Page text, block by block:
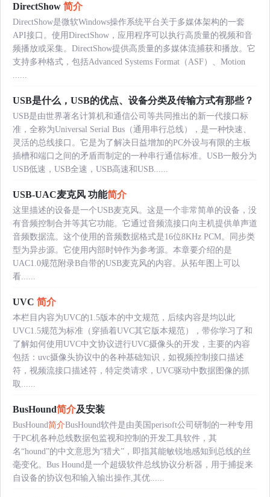
DirectShow 简介
DirectShow是微软Windows操作系统平台关于多媒体架构的一套
API接口。使用DirectShow，应用程序可以执行高质量的视频和音
频播放或采集。DirectShow提供高质量的多媒体流捕获和播放。它
支持多种格式，包括Advanced Systems Format（ASF）、Motion
USB是什么，USB的优点、设备分类及传输方式有那些？
USB是由世界著名计算机和通信公司等共同推出的新一代接口标
准，全称为Universal Serial Bus（通用串行总线），是一种快速、
灵活的总线接口。它是为了解决日益增加的PC外设与有限的主板
插槽和端口之间的矛盾而制定的一种串行通信标准。USB一般分为
USB低速，USB全速，USB高速和USB......
USB-UAC麦克风 功能简介
这里描述的设备是一个USB麦克风。这是一个非常简单的设备，没
有音频控制合并等其它功能。它通过音频流接口向主机提供单声道
音频数据流。这个使用的音频数据格式是16位8KHz PCM。同步类
型为异步源。它使用内部时钟作为参考源。本章要介绍的是
UAC1.0规范附录B自带的USB麦克风的内容。从拓年图上可以
看......
UVC 简介
本栏目内容为UVC的1.5版本的中文规范，后续内容是均以此
UVC1.5规范为标准（穿插着UVC其它版本规范），带你学习了和
了解如何使用UVC中文协议进行UVC摄像头的开发，主要的内容
包括：uvc摄像头协议中的各种基础知识，如视频控制接口描述
符，视频流接口描述符，特定类请求，UVC驱动中数据图像的抓
取......
BusHound简介及安装
BusHound简介BusHound软件是由美国perisoft公司研制的一种专用
于PC机各种总线数据包监视和控制的开发工具软件，其
名“hound”的中文意思为“猎犬”，即指其能敏锐地感知到总线的丝
毫变化。Bus Hound是一个超级软件总线协议分析器，用于捕捉来
自设备的协议包和输入输出操作,其优......